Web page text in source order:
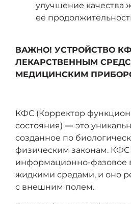
улучшение качества
ее
ВАЖНО! УСТРОЙСТВО
ЛЕКАРСТВЕННЫМ
МЕДИЦИНСКИМ
КФС (Корректор
состояния) — это
созданное по
физическим законам.
информационно-фазовое
жидкими средами, и оно
с внешним полем.